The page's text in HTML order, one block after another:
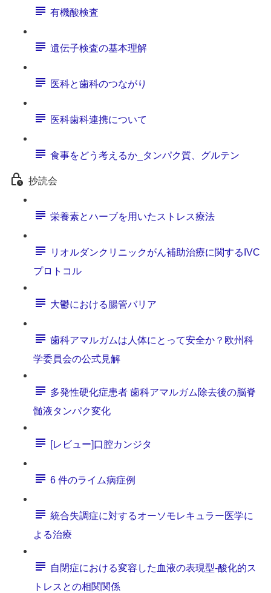
有機酸検査
遺伝子検査の基本理解
医科と歯科のつながり
医科歯科連携について
食事をどう考えるか_タンパク質、グルテン
抄読会
栄養素とハーブを用いたストレス療法
リオルダンクリニックがん補助治療に関するIVC
プロトコル
大鬱における腸管バリア
歯科アマルガムは人体にとって安全か？欧州科
学委員会の公式見解
多発性硬化症患者 歯科アマルガム除去後の脳脊
髄液タンパク変化
[レビュー]口腔カンジタ
6 件のライム病症例
統合失調症に対するオーソモレキュラー医学に
よる治療
自閉症における変容した血液の表現型‐酸化的ス
トレスとの相関関係